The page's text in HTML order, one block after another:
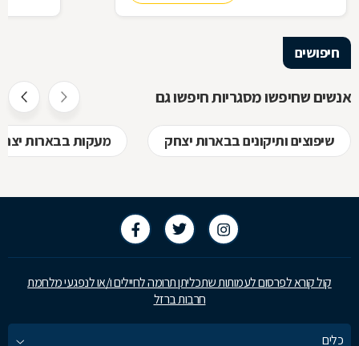
חיפושים
אנשים שחיפשו מסגריות חיפשו גם
שיפוצים ותיקונים בבארות יצחק מעקות בבארות
קול קורא לפרסום לעמותות שתכליתן תרומה לחיילים ו/או לנפגעי מלחמת
חרבות ברזל
כלים